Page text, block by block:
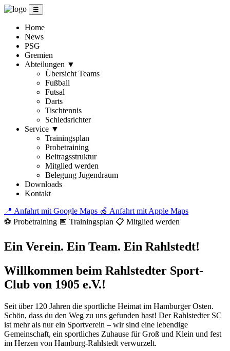
☰
Home
News
PSG
Gremien
Abteilungen ▼
Übersicht Teams
Fußball
Futsal
Darts
Tischtennis
Schiedsrichter
Service ▼
Trainingsplan
Probetraining
Beitragsstruktur
Mitglied werden
Belegung Jugendraum
Downloads
Kontakt
📍 Anfahrt mit Google Maps 🍏 Anfahrt mit Apple Maps
⚽ Probetraining 📅 Trainingsplan 📋 Mitglied werden
Ein Verein. Ein Team. Ein Rahlstedt!
Willkommen beim Rahlstedter Sport-
Club von 1905 e.V.!
Seit über 120 Jahren die sportliche Heimat im Hamburger Osten.
Schön, dass du den Weg zu uns gefunden hast! Der Rahlstedter SC
ist mehr als nur ein Sportverein – wir sind eine lebendige
Gemeinschaft, ein sportliches Zuhause für Groß und Klein und fest
im Herzen von Hamburg-Rahlstedt verwurzelt.